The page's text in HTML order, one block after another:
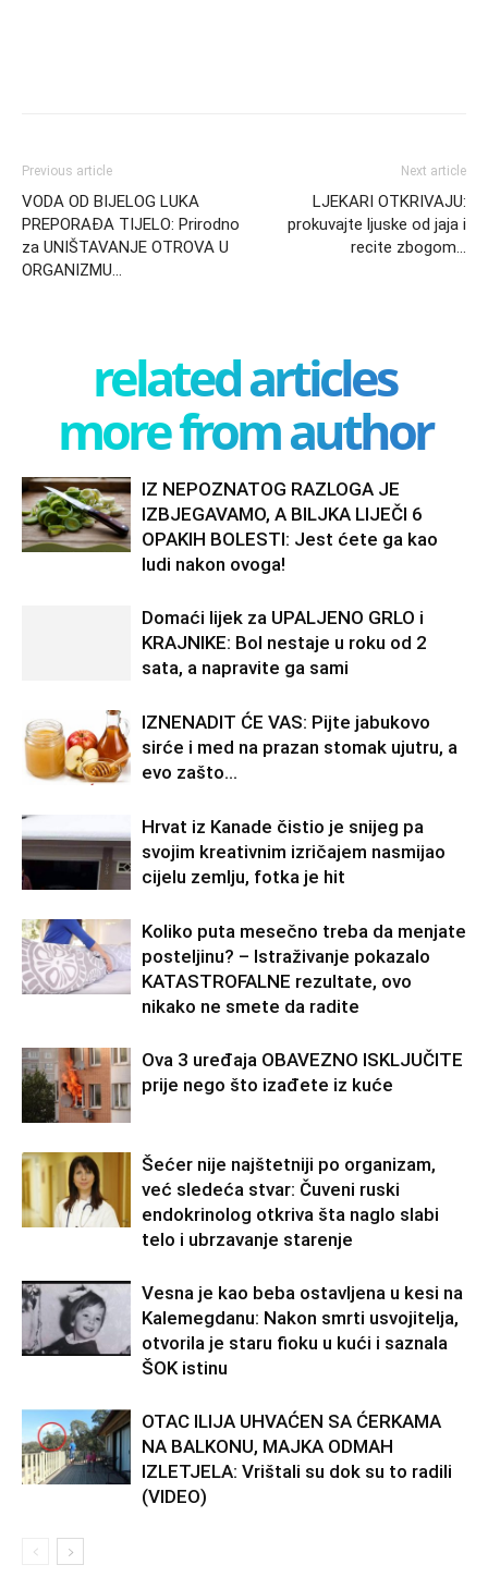
Previous article
VODA OD BIJELOG LUKA
PREPORAĐA TIJELO: Prirodno
za UNIŠTAVANJE OTROVA U
ORGANIZMU…
Next article
LJEKARI OTKRIVAJU:
prokuvajte ljuske od jaja i
recite zbogom…
related articles
more from author
IZ NEPOZNATOG RAZLOGA JE
IZBJEGAVAMO, A BILJKA LIJEČI 6
OPAKIH BOLESTI: Jest ćete ga kao
ludi nakon ovoga!
Domaći lijek za UPALJENO GRLO i
KRAJNIKE: Bol nestaje u roku od 2
sata, a napravite ga sami
IZNENADIT ĆE VAS: Pijte jabukovo
sirće i med na prazan stomak ujutru, a
evo zašto…
Hrvat iz Kanade čistio je snijeg pa
svojim kreativnim izričajem nasmijao
cijelu zemlju, fotka je hit
Koliko puta mesečno treba da menjate
posteljinu? – Istraživanje pokazalo
KATASTROFALNE rezultate, ovo
nikako ne smete da radite
Ova 3 uređaja OBAVEZNO ISKLJUČITE
prije nego što izađete iz kuće
Šećer nije najštetniji po organizam,
već sledeća stvar: Čuveni ruski
endokrinolog otkriva šta naglo slabi
telo i ubrzavanje starenje
Vesna je kao beba ostavljena u kesi na
Kalemegdanu: Nakon smrti usvojitelja,
otvorila je staru fioku u kući i saznala
ŠOK istinu
OTAC ILIJA UHVAĆEN SA ĆERKAMA
NA BALKONU, MAJKA ODMAH
IZLETJELA: Vrištali su dok su to radili
(VIDEO)